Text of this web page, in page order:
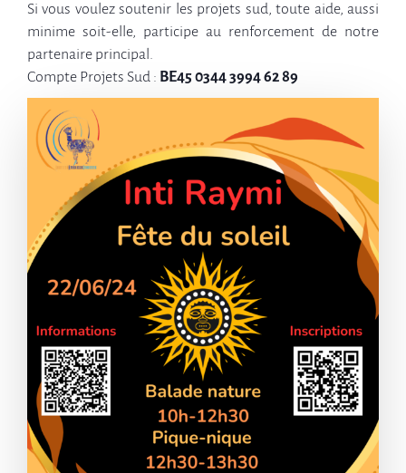
Si vous voulez soutenir les projets sud, toute aide, aussi
minime soit-elle, participe au renforcement de notre
partenaire principal.
Compte Projets Sud : BE45 0344 3994 62 89